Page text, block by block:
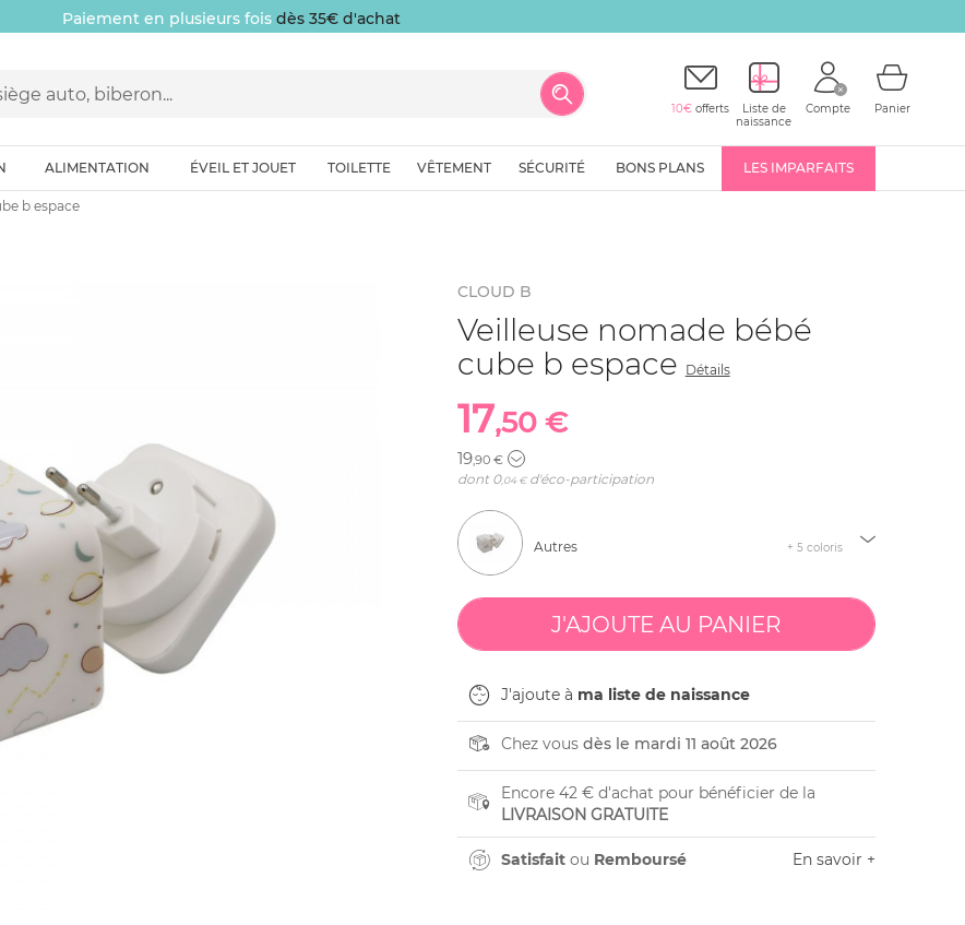
Paiement en plusieurs fois dès 35€ d'achat
10€ offerts
Liste de
naissance
Compte Panier
ALIMENTATION ÉVEIL ET JOUET TOILETTE VÊTEMENT SÉCURITÉ BONS PLANS LES IMPARFAITS
b espace
CLOUD B
Veilleuse nomade bébé
cube b espace Détails
17,50 €
19,90 €
dont 0,04 €d'éco-participation
Autres + 5 coloris
J'ajoute à ma liste de naissance
Chez vous dès le mardi 11 août 2026
Encore 42 € d'achat pour bénéficier de la
LIVRAISON GRATUITE
Satisfaitou Remboursé En savoir +